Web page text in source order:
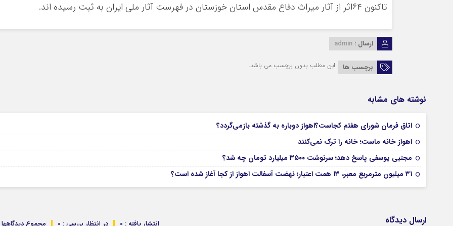
تاکنون ۶۴اثر از آثار میراث دفاع مقدس استان خوزستان در فهرست آثار ملی ایران به ثبت رسیده اند.
ارسال : admin
برچسب ها این مطلب بدون برچسب می باشد.
نوشته های مشابه
اتاق فرمان شورای هفتم کجاست؟اهواز دوباره به گذشته بازمی‌گردد؟
اهواز خانه ماست؛ خانه را ترک نمی‌کنند
مجتبی یوسفی پاسخ دهد؛ سرنوشت ۳۵۰۰ میلیارد تومان چه شد؟
۳۱ میلیون مترمربع معبر، ۱۳ همت اعتبار؛ نهضت آسفالت اهواز از کجا آغاز شده است؟
ارسال دیدگاه مجموع دیدگاهها : در انتظار بررسی : 0 انتشار یافته : 0